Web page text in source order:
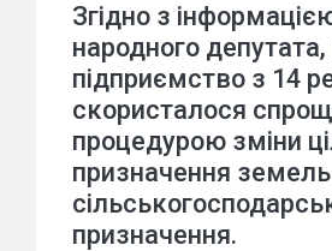
Згідно з
народного
підприємство з 14
скористалося
процедурою зміни
призначення земель
призначення.